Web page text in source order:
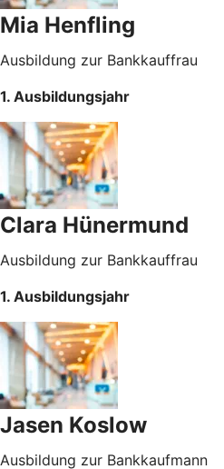
Mia Henfling
Ausbildung zur Bankkauffrau
1. Ausbildungsjahr
Clara Hünermund
Ausbildung zur Bankkauffrau
1. Ausbildungsjahr
Jasen Koslow
Ausbildung zur Bankkaufmann